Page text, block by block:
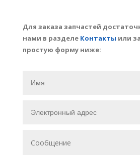
Для заказа запчастей
нами в разделе Контакты или
простую форму ниже: